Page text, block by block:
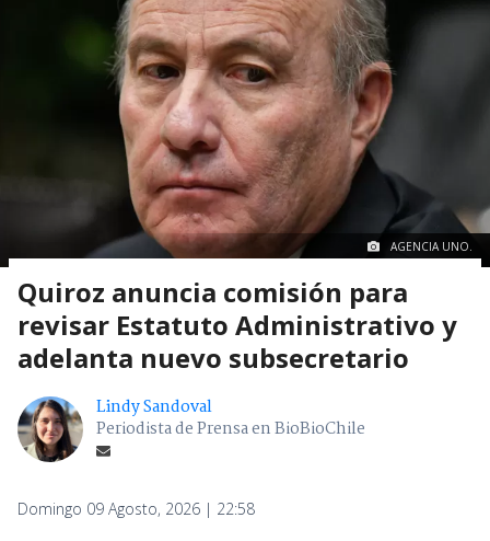
AGENCIA UNO.
Quiroz anuncia comisión para
revisar Estatuto Administrativo y
adelanta nuevo subsecretario
Lindy Sandoval
Periodista de Prensa en BioBioChile
Domingo 09 Agosto, 2026 | 22:58